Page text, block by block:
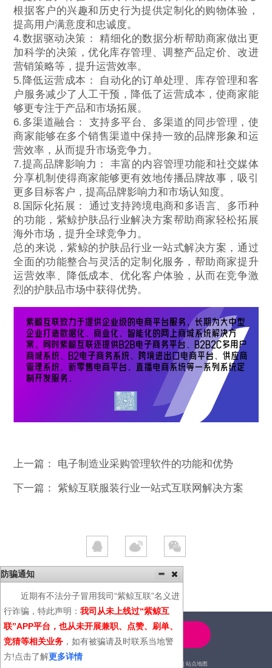
根据客户的兴趣和历史行为提供定制化的购物体验，
提高用户满意度和忠诚度。
4.数据驱动决策： 精细化的数据分析帮助商家做出更
加科学的决策，优化库存管理、调整产品定价、改进
营销策略等，提升运营效率。
5.降低运营成本： 自动化的订单处理、库存管理和客
户服务减少了人工干预，降低了运营成本，使商家能
够更专注于产品和市场拓展。
6.多渠道融合： 支持多平台、多渠道的同步管理，使
商家能够在多个销售渠道中保持一致的品牌形象和运
营效率，从而提升市场竞争力。
7.提高品牌影响力： 丰富的内容管理功能和社交媒体
分享机制使得商家能够更有效地传播品牌故事，吸引
更多目标客户，提高品牌影响力和市场认知度。
8.国际化拓展： 通过支持跨境电商和多语言、多币种
的功能，紫鲸护肤品行业解决方案帮助商家轻松拓展
海外市场，提升全球竞争力。
总的来说，紫鲸的护肤品行业一站式解决方案，通过
全面的功能整合与灵活的定制化服务，帮助商家提升
运营效率、降低成本、优化客户体验，从而在竞争激
烈的护肤品市场中获得优势。
上一篇： 电子制造业采购管理软件的功能和优势
下一篇：紫鲸互联服装行业一站式互联网解决方案
4000-600-366
站点地图
防骗通知
近期有不法分子冒用我司“紫鲸互联”名义进
行诈骗，特此声明： 我司从未上线过“紫鲸互
联”APP平台，也从未开展兼职、点赞、刷单、
竞猜等相关业务 ，如有被骗请及时联系当地警
方!点击了解更多详情